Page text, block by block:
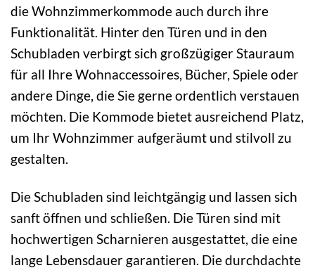
die Wohnzimmerkommode auch durch ihre
Funktionalität. Hinter den Türen und in den
Schubladen verbirgt sich großzügiger Stauraum
für all Ihre Wohnaccessoires, Bücher, Spiele oder
andere Dinge, die Sie gerne ordentlich verstauen
möchten. Die Kommode bietet ausreichend Platz,
um Ihr Wohnzimmer aufgeräumt und stilvoll zu
gestalten.
Die Schubladen sind leichtgängig und lassen sich
sanft öffnen und schließen. Die Türen sind mit
hochwertigen Scharnieren ausgestattet, die eine
lange Lebensdauer garantieren. Die durchdachte